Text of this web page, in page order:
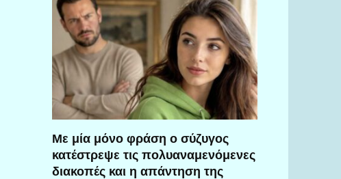
Με μία μόνο φράση ο σύζυγος
κατέστρεψε τις πολυαναμενόμενες
διακοπές και η απάντηση της